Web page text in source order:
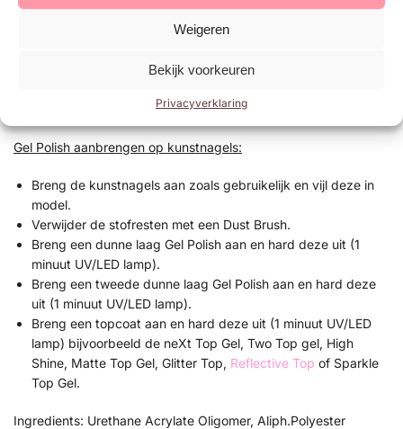
Weigeren
Bekijk voorkeuren
Privacyverklaring
Breng een dunne laag Gel Polish aan en hard deze uit (1
uit (1 minuut UV/LED lamp).
lamp) bijvoorbeeld de Base/Top of Next Topgel.
Gel Polish aanbrengen op kunstnagels:
Breng de kunstnagels aan zoals gebruikelijk en vijl deze in
model.
Verwijder de stofresten met een Dust Brush.
Breng een dunne laag Gel Polish aan en hard deze uit (1
minuut UV/LED lamp).
Breng een tweede dunne laag Gel Polish aan en hard deze
uit (1 minuut UV/LED lamp).
Breng een topcoat aan en hard deze uit (1 minuut UV/LED
lamp) bijvoorbeeld de neXt Top Gel, Two Top gel, High
Shine, Matte Top Gel, Glitter Top, Reflective Top of Sparkle
Top Gel.
Ingredients: Urethane Acrylate Oligomer, Aliph.Polyester